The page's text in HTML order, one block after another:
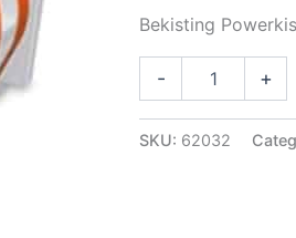
Bekisting
- +
SKU: 62032